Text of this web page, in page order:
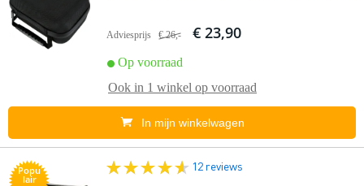
Adviesprijs € 26,- € 23,90
Op voorraad
Ook in 1 winkel op voorraad
In mijn winkelwagen
Popu
lair
12 reviews